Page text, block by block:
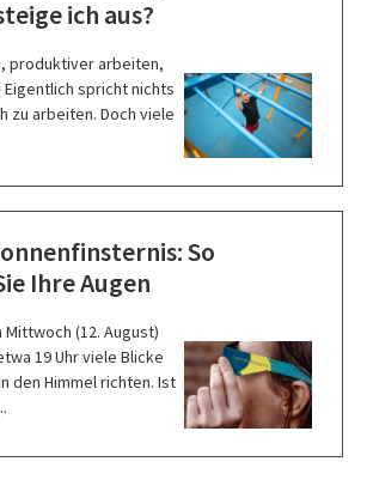
ich aus?
produktiver arbeiten,
spricht nichts
zu arbeiten. Doch viele
So
Ihre Augen
(12. August)
19 Uhr viele Blicke
den Himmel richten. Ist